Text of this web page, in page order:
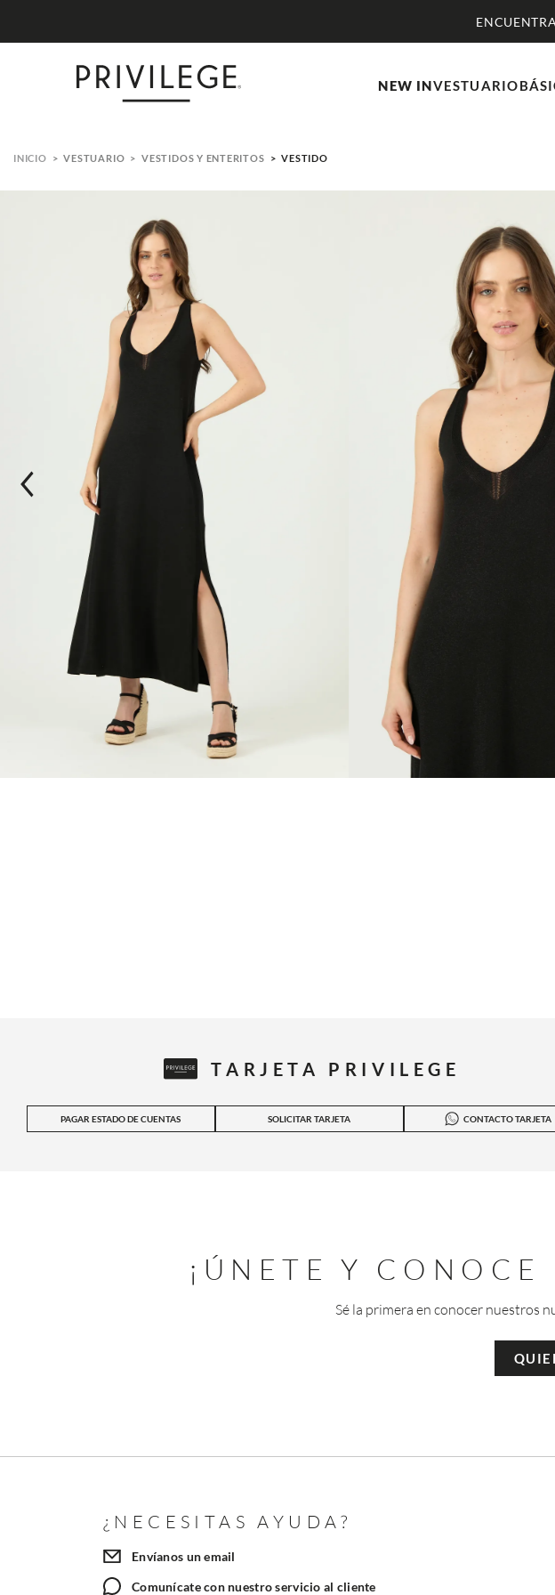
NEW INVESTUARIO
VESTUARIO VESTIDOS Y ENTERITOS VESTIDO
TARJETA PRIVILEGE
PAGAR ESTADO DE CUENTAS SOLICITAR TARJETA CONTACTO TARJETA
¡ÚNETE Y CONOCE
Sé la primera en conocer nuestros
¿NECESITAS AYUDA?
Envíanos un email
Comunícate con nuestro servicio al cliente